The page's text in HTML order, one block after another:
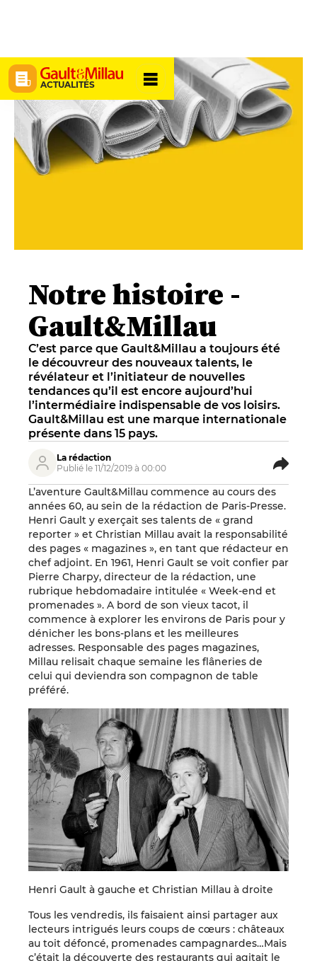
ACTUALITÉS
Notre histoire -
Gault&Millau
C’est parce que Gault&Millau a toujours été
le découvreur des nouveaux talents, le
révélateur et l’initiateur de nouvelles
tendances qu’il est encore aujourd’hui
l’intermédiaire indispensable de vos loisirs.
Gault&Millau est une marque internationale
présente dans 15 pays.
La rédaction
Publié le 11/12/2019 à 00:00
L’aventure Gault&Millau commence au cours des
années 60, au sein de la rédaction de Paris-Presse.
Henri Gault y exerçait ses talents de « grand
reporter » et Christian Millau avait la responsabilité
des pages « magazines », en tant que rédacteur en
chef adjoint. En 1961, Henri Gault se voit confier par
Pierre Charpy, directeur de la rédaction, une
rubrique hebdomadaire intitulée « Week-end et
promenades ». A bord de son vieux tacot, il
commence à explorer les environs de Paris pour y
dénicher les bons-plans et les meilleures
adresses. Responsable des pages magazines,
Millau relisait chaque semaine les flâneries de
celui qui deviendra son compagnon de table
préféré.
Henri Gault à gauche et Christian Millau à droite
Tous les vendredis, ils faisaient ainsi partager aux
lecteurs intrigués leurs coups de cœurs : châteaux
au toit défoncé, promenades campagnardes…Mais
c’était la découverte des restaurants qui agitait le